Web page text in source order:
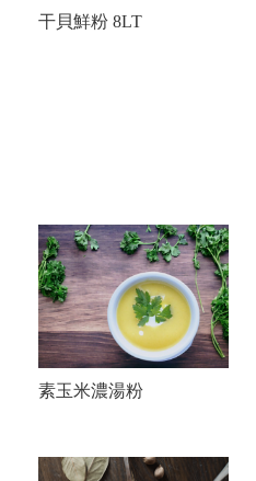
干貝鮮粉 8LT
素玉米濃湯粉